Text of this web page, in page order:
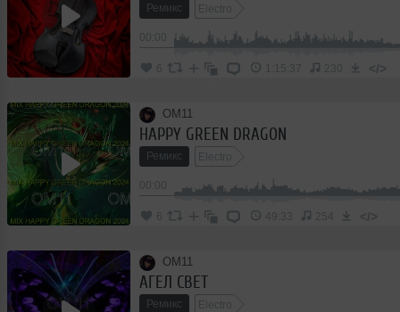
Ремикс Electro
6 1:15:37 230 </>
OM11
HAPPY GREEN DRAGON
Ремикс Electro
6 49:33 254 </>
OM11
АГЕЛ СВЕТ
Ремикс Electro